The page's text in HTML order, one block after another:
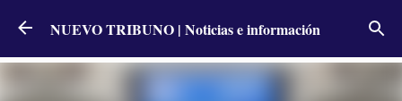
Ir al contenido principal
NUEVO TRIBUNO | Noticias e información